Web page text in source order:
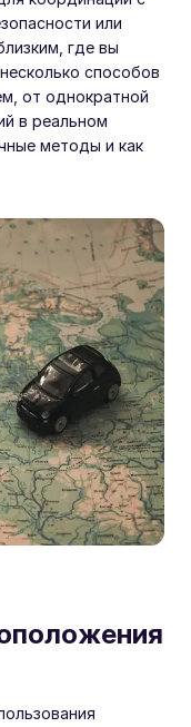
или
где вы
способов
от однократной
в реальном
методы и как